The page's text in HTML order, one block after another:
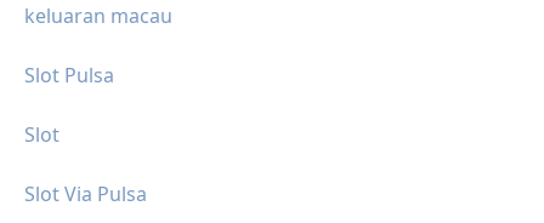
keluaran macau
Slot Pulsa
Slot
Slot Via Pulsa